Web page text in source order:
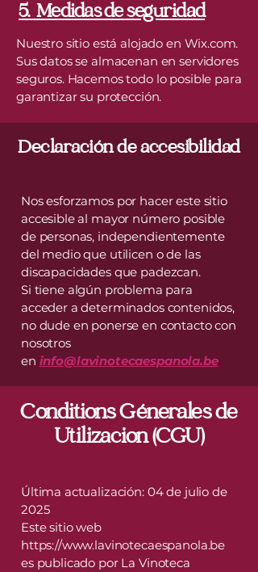
5. Medidas de seguridad
Nuestro sitio está alojado en Wix.com.
Sus datos se almacenan en servidores
seguros. Hacemos todo lo posible para
garantizar su protección.
Declaración de accesibilidad
Nos esforzamos por hacer este sitio
accesible al mayor número posible
de personas, independientemente
del medio que utilicen o de las
discapacidades que padezcan.
Si tiene algún problema para
acceder a determinados contenidos,
no dude en ponerse en contacto con
nosotros
en info@lavinotecaespanola.be
Conditions Génerales de
Utilizacion (CGU)
Última actualización: 04 de julio de
2025
Este sitio web
https://www.lavinotecaespanola.be
es publicado por La Vinoteca